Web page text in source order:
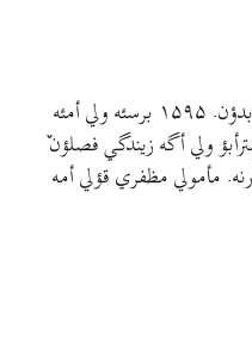
شمه نؤرۊز خۊرؤم بۊبۊن ؤ شمه خؤنابدؤن. ۱۵۹۵ برسئه ولي أمئه
ولي أگه زیندگي فصلؤن
مأمولي مظفري قؤلي أمه